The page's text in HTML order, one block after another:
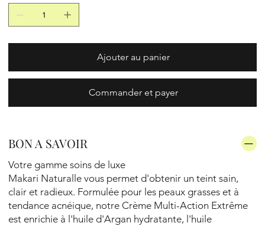
Ajouter au panier
Commander et payer
BON A SAVOIR
Votre gamme soins de luxe
Makari Naturalle vous permet d'obtenir un teint sain,
clair et radieux. Formulée pour les peaux grasses et à
tendance acnéique, notre Crème Multi-Action Extrême
est enrichie à l'huile d'Argan hydratante, l'huile